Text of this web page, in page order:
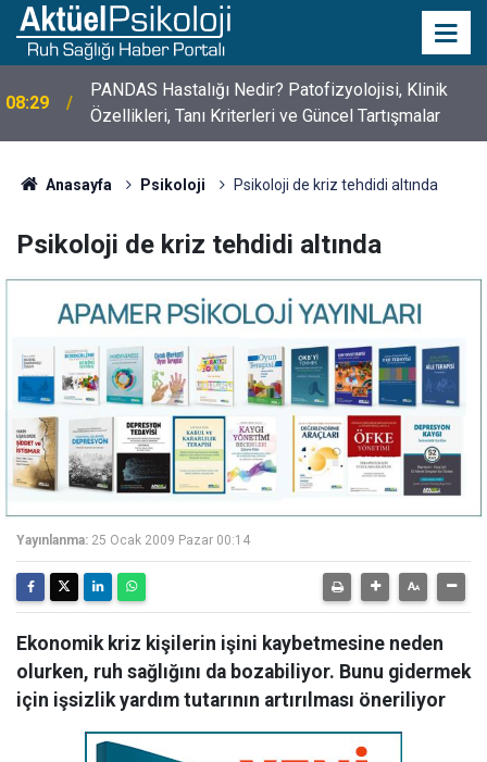
10:30
10 Mayıs Psikologlar Günü Nasıl Ortaya Çıktı? 10
Mayıs Tarihinin Hikayesi
Anasayfa Psikoloji Psikoloji de kriz tehdidi altında
Psikoloji de kriz tehdidi altında
Yayınlanma: 25 Ocak 2009 Pazar 00:14
Ekonomik kriz kişilerin işini kaybetmesine neden
olurken, ruh sağlığını da bozabiliyor. Bunu gidermek
için işsizlik yardım tutarının artırılması öneriliyor